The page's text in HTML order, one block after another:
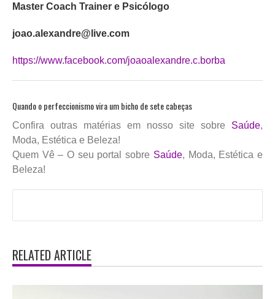
Master Coach Trainer e Psicólogo
joao.alexandre@live.com
https://www.facebook.com/joaoalexandre.c.borba
Quando o perfeccionismo vira um bicho de sete cabeças
Confira outras matérias em nosso site sobre Saúde,
Moda, Estética e Beleza!
Quem Vê – O seu portal sobre Saúde, Moda, Estética e
Beleza!
RELATED ARTICLE